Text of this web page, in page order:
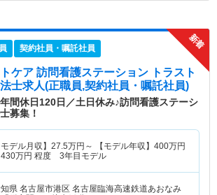
契約社員・嘱託社員
ケア 訪問看護ステーション トラスト
士求人(正職員,契約社員・嘱託社員)
年間休日120日／土日休み♪訪問看護ステーシ
募集！
モデル月収】 27.5万円～ 【モデル年収】 400万円
430万円 程度 3年目モデル
県 名古屋市港区 名古屋臨海高速鉄道あおなみ